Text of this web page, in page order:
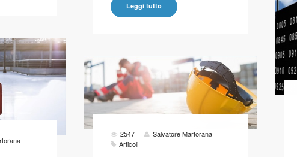
Leggi tutto
2547
Salvatore Martorana
Articoli